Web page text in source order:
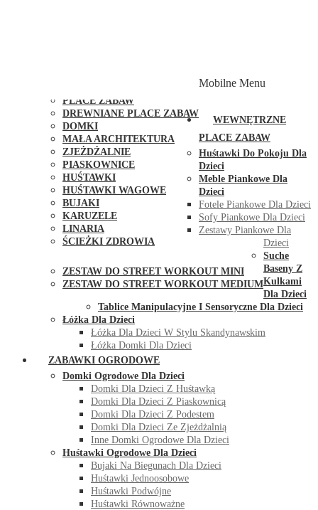
PLACE ZABAW
DREWNIANE PLACE ZABAW
DOMKI
MAŁA ARCHITEKTURA
ZJEŻDŻALNIE
PIASKOWNICE
HUŚTAWKI
HUŚTAWKI WAGOWE
BUJAKI
KARUZELE
LINARIA
ŚCIEŻKI ZDROWIA
ZESTAW DO STREET WORKOUT MINI
ZESTAW DO STREET WORKOUT MEDIUM
Mobilne Menu
WEWNĘTRZNE
PLACE ZABAW
Huśtawki Do Pokoju Dla
Dzieci
Meble Piankowe Dla
Dzieci
Fotele Piankowe Dla Dzieci
Sofy Piankowe Dla Dzieci
Zestawy Piankowe Dla
Dzieci
Suche
Baseny Z
Kulkami
Dla Dzieci
Tablice Manipulacyjne I Sensoryczne Dla Dzieci
Łóżka Dla Dzieci
Łóżka Dla Dzieci W Stylu Skandynawskim
Łóżka Domki Dla Dzieci
ZABAWKI OGRODOWE
Domki Ogrodowe Dla Dzieci
Domki Dla Dzieci Z Huśtawką
Domki Dla Dzieci Z Piaskownicą
Domki Dla Dzieci Z Podestem
Domki Dla Dzieci Ze Zjeżdżalnią
Inne Domki Ogrodowe Dla Dzieci
Huśtawki Ogrodowe Dla Dzieci
Bujaki Na Biegunach Dla Dzieci
Huśtawki Jednoosobowe
Huśtawki Podwójne
Huśtawki Równoważne